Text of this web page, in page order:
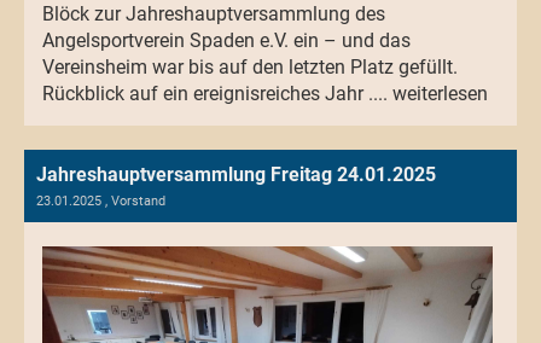
Blöck zur Jahreshauptversammlung des
Angelsportverein Spaden e.V. ein – und das
Vereinsheim war bis auf den letzten Platz gefüllt.
Rückblick auf ein ereignisreiches Jahr .... weiterlesen
Jahreshauptversammlung Freitag 24.01.2025
23.01.2025 , Vorstand